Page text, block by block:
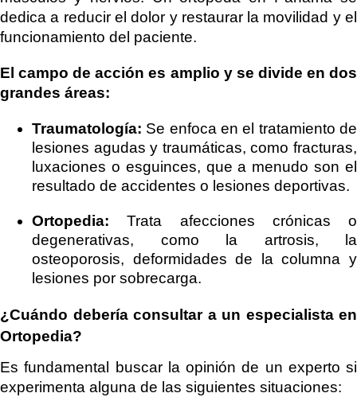
dedica a reducir el dolor y restaurar la movilidad y el
funcionamiento del paciente.
El campo de acción es amplio y se divide en dos
grandes áreas:
Traumatología: Se enfoca en el tratamiento de
lesiones agudas y traumáticas, como fracturas,
luxaciones o esguinces, que a menudo son el
resultado de accidentes o lesiones deportivas.
Ortopedia: Trata afecciones crónicas o
degenerativas, como la artrosis, la
osteoporosis, deformidades de la columna y
lesiones por sobrecarga.
¿Cuándo debería consultar a un especialista en
Ortopedia?
Es fundamental buscar la opinión de un experto si
experimenta alguna de las siguientes situaciones: